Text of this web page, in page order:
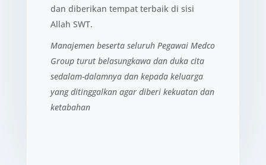
dan diberikan tempat terbaik di sisi
Allah SWT.
Manajemen beserta seluruh Pegawai Medco
Group turut belasungkawa dan duka cita
sedalam-dalamnya dan kepada keluarga
yang ditinggalkan agar diberi kekuatan dan
ketabahan